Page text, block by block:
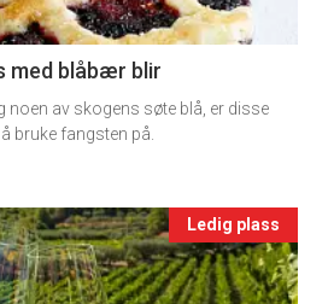
med blåbær blir
noen av skogens søte blå, er disse
bruke fangsten på.
Ledig plass